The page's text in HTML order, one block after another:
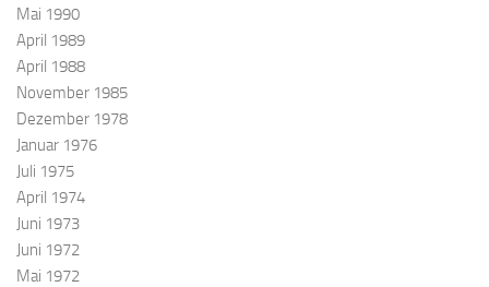
Mai 1990
April 1989
April 1988
November 1985
Dezember 1978
Januar 1976
Juli 1975
April 1974
Juni 1973
Juni 1972
Mai 1972